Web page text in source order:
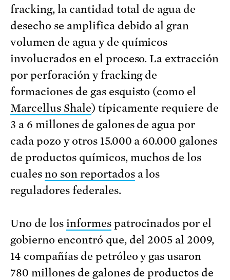
fracking, la cantidad total de agua de
desecho se amplifica debido al gran
volumen de agua y de químicos
involucrados en el proceso. La extracción
por perforación y fracking de
formaciones de gas esquisto (como el
Marcellus Shale) típicamente requiere de
3 a 6 millones de galones de agua por
cada pozo y otros 15.000 a 60.000 galones
de productos químicos, muchos de los
cuales no son reportadosa los
reguladores federales.
Uno de los informespatrocinados por el
gobierno encontró que, del 2005 al 2009,
14 compañías de petróleo y gas usaron
780 millones de galones de productos de